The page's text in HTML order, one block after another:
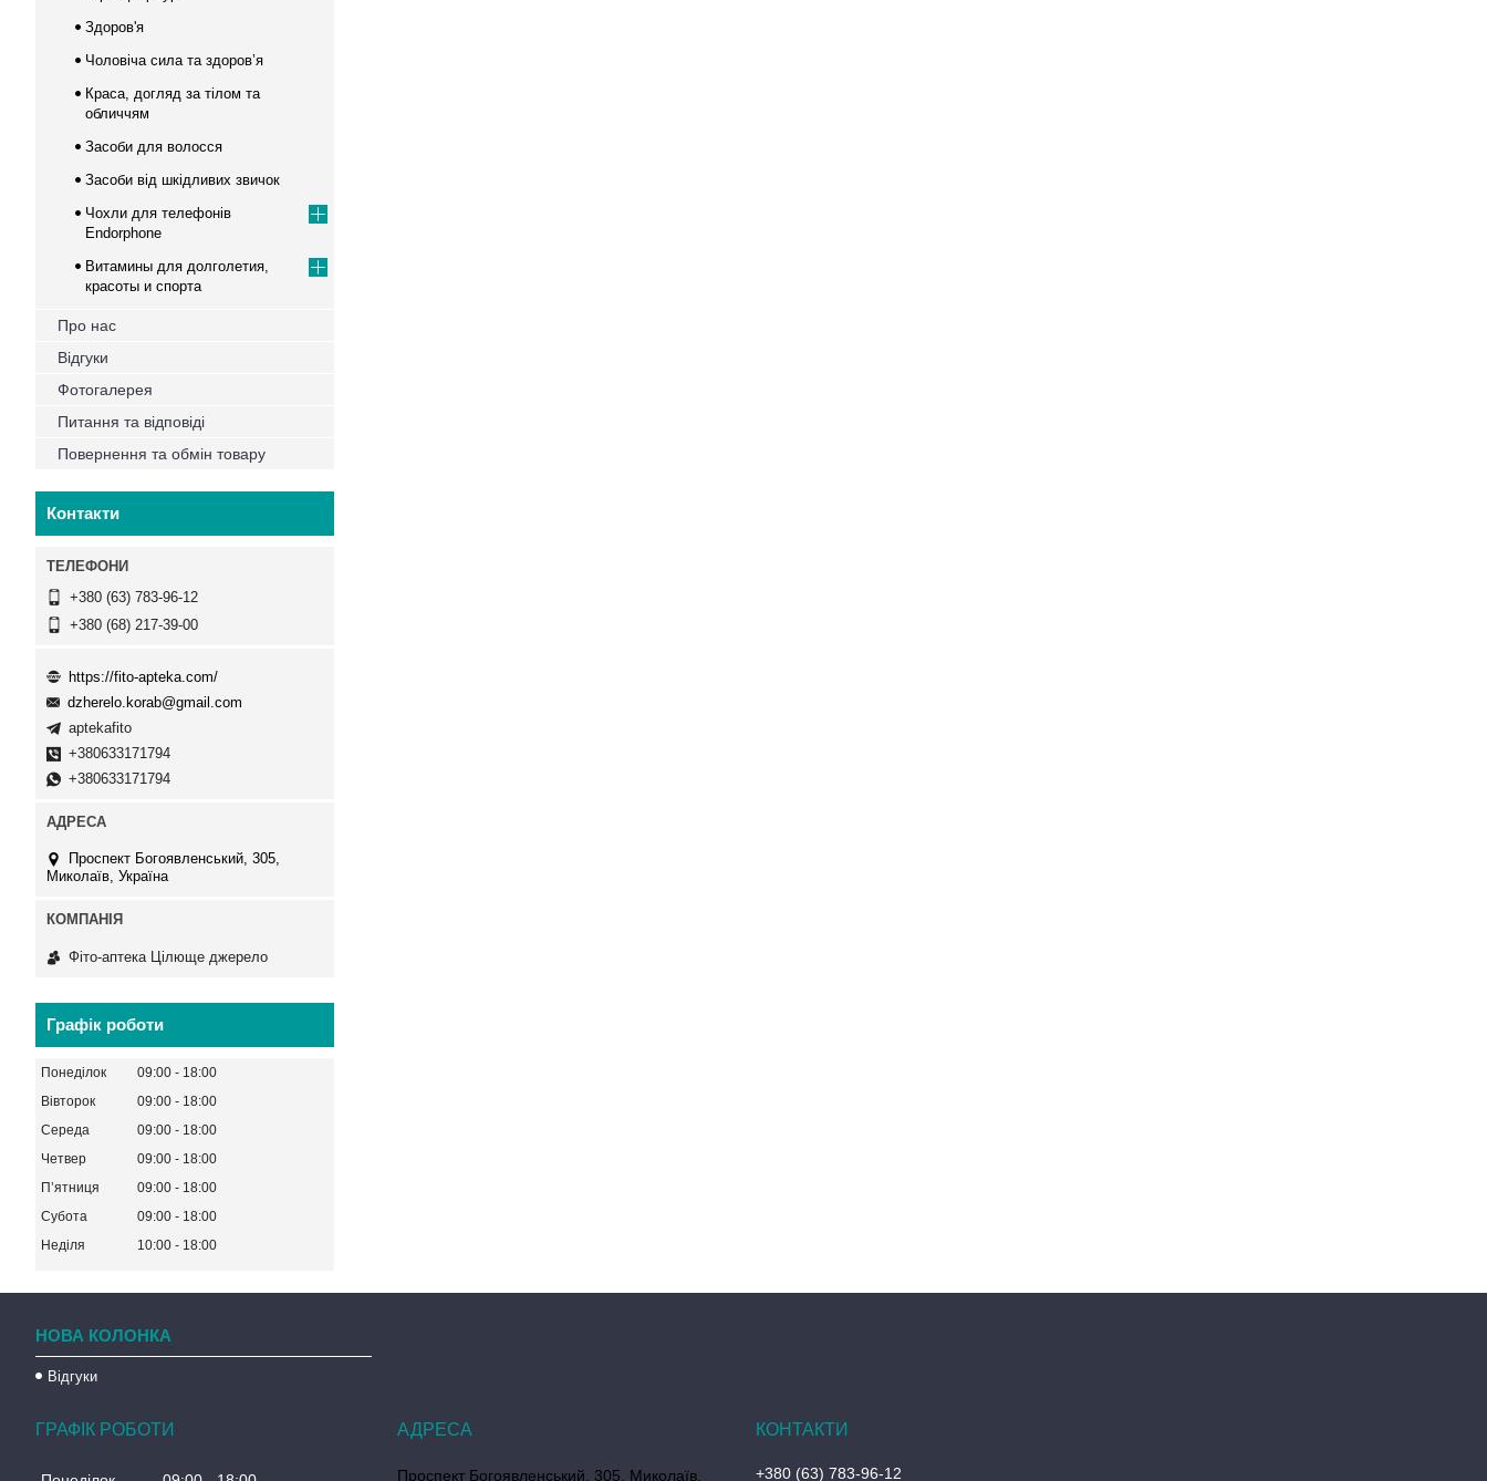
Здоров'я
Чоловіча сила та здоров’я
Краса, догляд за тілом та
обличчям
Засоби для волосся
Засоби від шкідливих звичок
Чохли для телефонів
Endorphone
Витамины для долголетия,
красоты и спорта
Про нас
Відгуки
Фотогалерея
Питання та відповіді
Повернення та обмін товару
Контакти
+380 (63) 783-96-12
+380 (68) 217-39-00
https://fito-apteka.com/
dzherelo.korab@gmail.com
aptekafito
+380633171794
+380633171794
Проспект Богоявленський, 305,
Миколаїв, Україна
Фіто-аптека Цілюще джерело
Графік роботи
Понеділок 09:00
18:00
Вівторок
09:00
18:00
Середа
09:00
18:00
Четвер
09:00
18:00
Пʼятниця
09:00
18:00
Субота
09:00
18:00
Неділя
10:00 18:00
НОВА КОЛОНКА
Відгуки
ГРАФІК РОБОТИ
Проспект Богоявленський, 305, Миколаїв, +380 (63) 783-96-12